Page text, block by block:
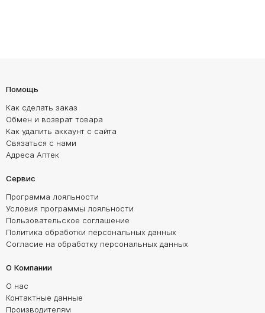
Помощь
Как сделать заказ
Обмен и возврат товара
Как удалить аккаунт с сайта
Связаться с нами
Адреса Аптек
Сервис
Программа лояльности
Условия программы лояльности
Пользовательское соглашение
Политика обработки персональных данных
Согласие на обработку персональных данных
О Компании
О нас
Контактные данные
Производителям